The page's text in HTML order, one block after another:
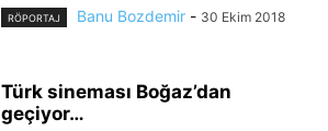
RÖPORTAJ Banu Bozdemir - 30 Ekim 2018
Türk sineması Boğaz’dan
geçiyor…